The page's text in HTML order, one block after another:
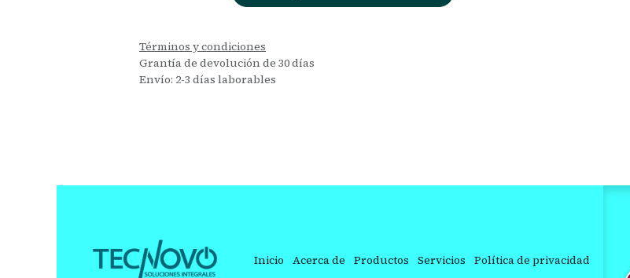
Términos y condiciones
Grantía de devolución de 30 días
Envío: 2-3 días laborables
Inicio Acerca de Productos Servicios Política de privacidad